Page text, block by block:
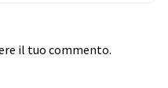
il tuo commento.